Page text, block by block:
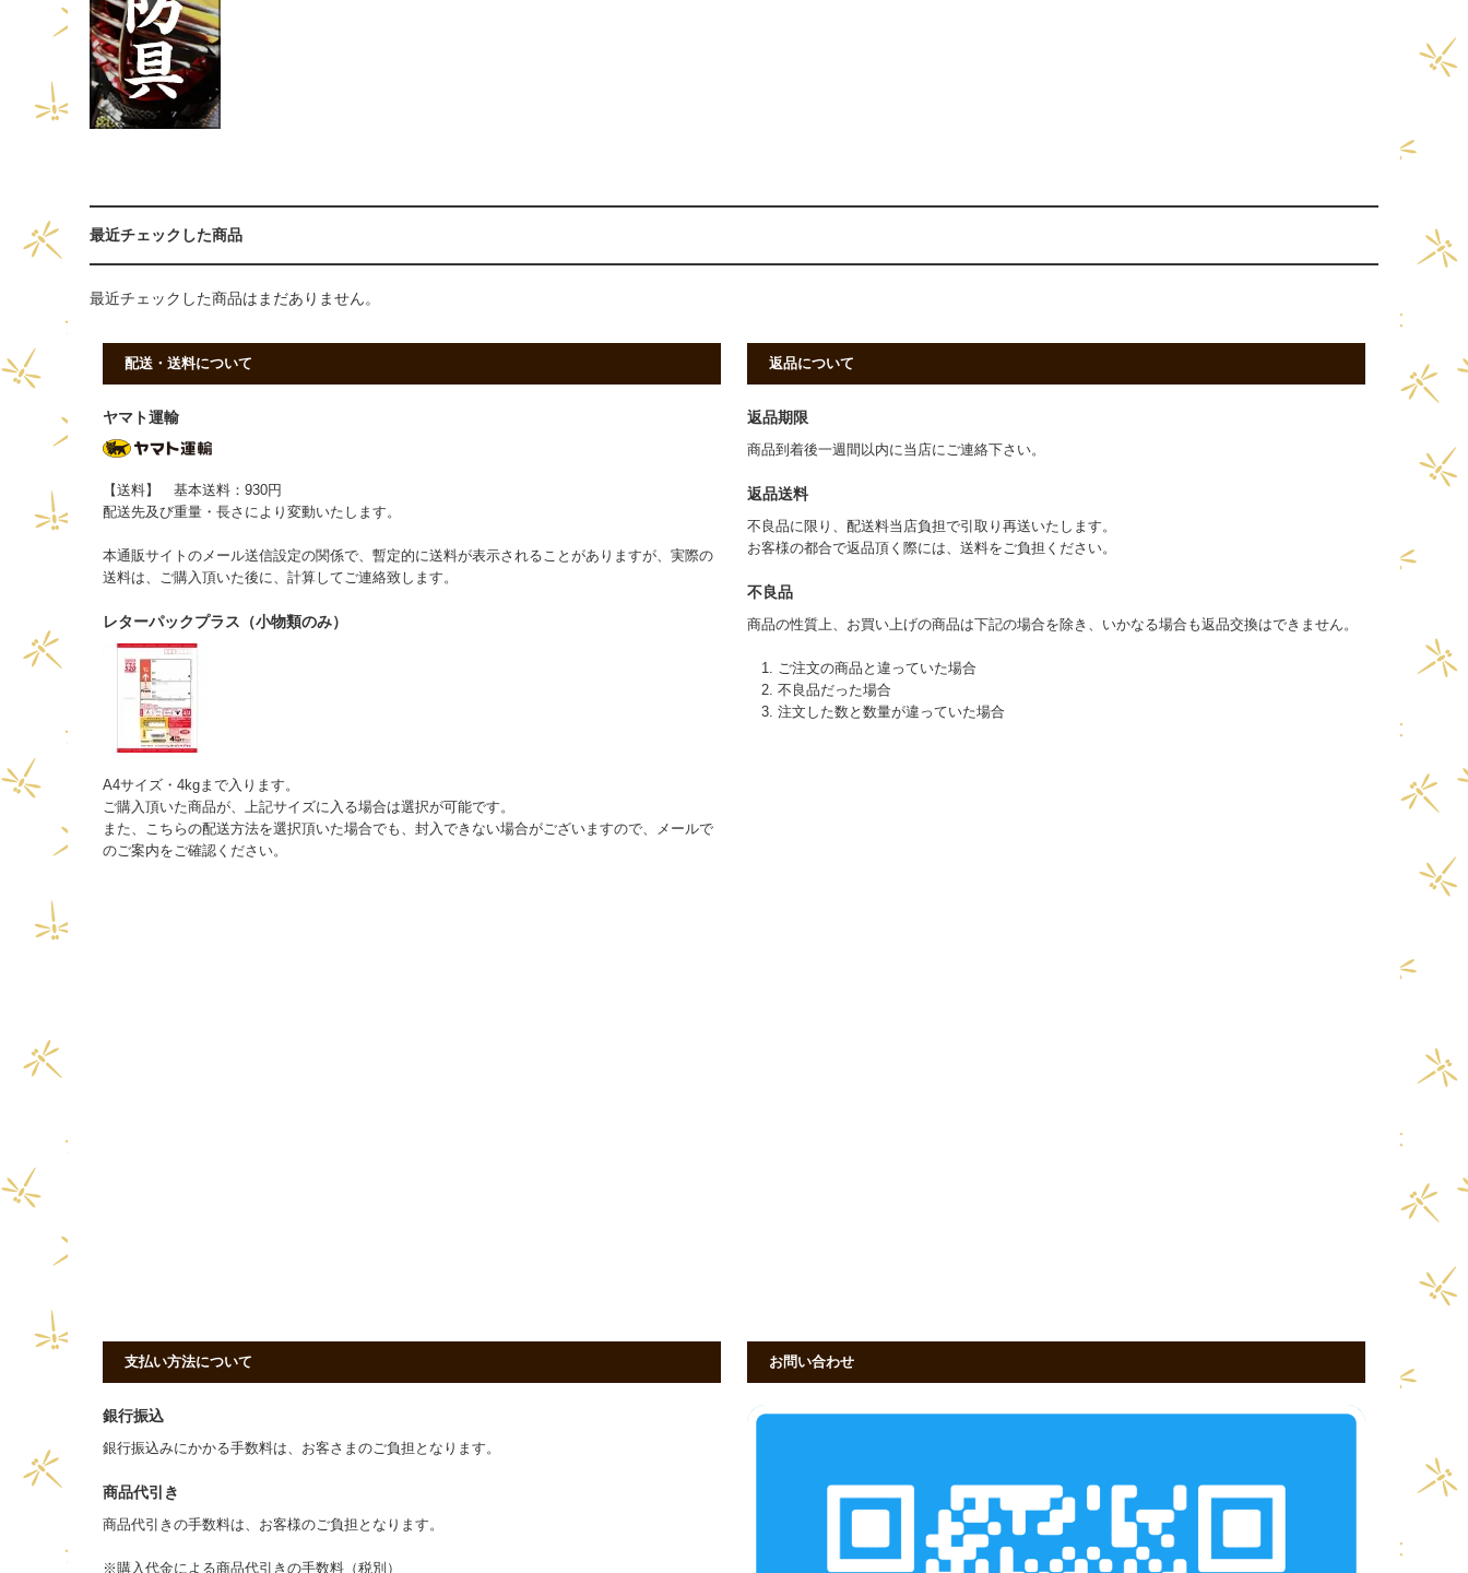
最近チェックした商品
最近チェックした商品はまだありません。
配送・送料について
ヤマト運輸
【送料】 基本送料：930円
配送先及び重量・長さにより変動いたします。
本通販サイトのメール送信設定の関係で、暫定的に送料が表示されることがありますが、実際の
送料は、ご購入頂いた後に、計算してご連絡致します。
レターパックプラス（小物類のみ）
A4サイズ・4kgまで入ります。
ご購入頂いた商品が、上記サイズに入る場合は選択が可能です。
また、こちらの配送方法を選択頂いた場合でも、封入できない場合がございますので、メールで
のご案内をご確認ください。
返品について
返品期限
商品到着後一週間以内に当店にご連絡下さい。
返品送料
不良品に限り、配送料当店負担で引取り再送いたします。
お客様の都合で返品頂く際には、送料をご負担ください。
不良品
商品の性質上、お買い上げの商品は下記の場合を除き、いかなる場合も返品交換はできません。
1. ご注文の商品と違っていた場合
2. 不良品だった場合
3. 注文した数と数量が違っていた場合
支払い方法について
銀行振込
銀行振込みにかかる手数料は、お客さまのご負担となります。
商品代引き
商品代引きの手数料は、お客様のご負担となります。
※購入代金による商品代引きの手数料（税別）
お問い合わせ